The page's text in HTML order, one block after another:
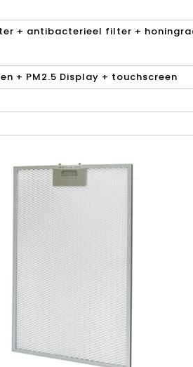
+ antibacterieel filter +
+ PM2.5 Display + touchscreen